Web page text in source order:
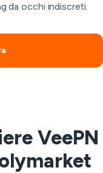
da occhi indiscreti.
VeePN